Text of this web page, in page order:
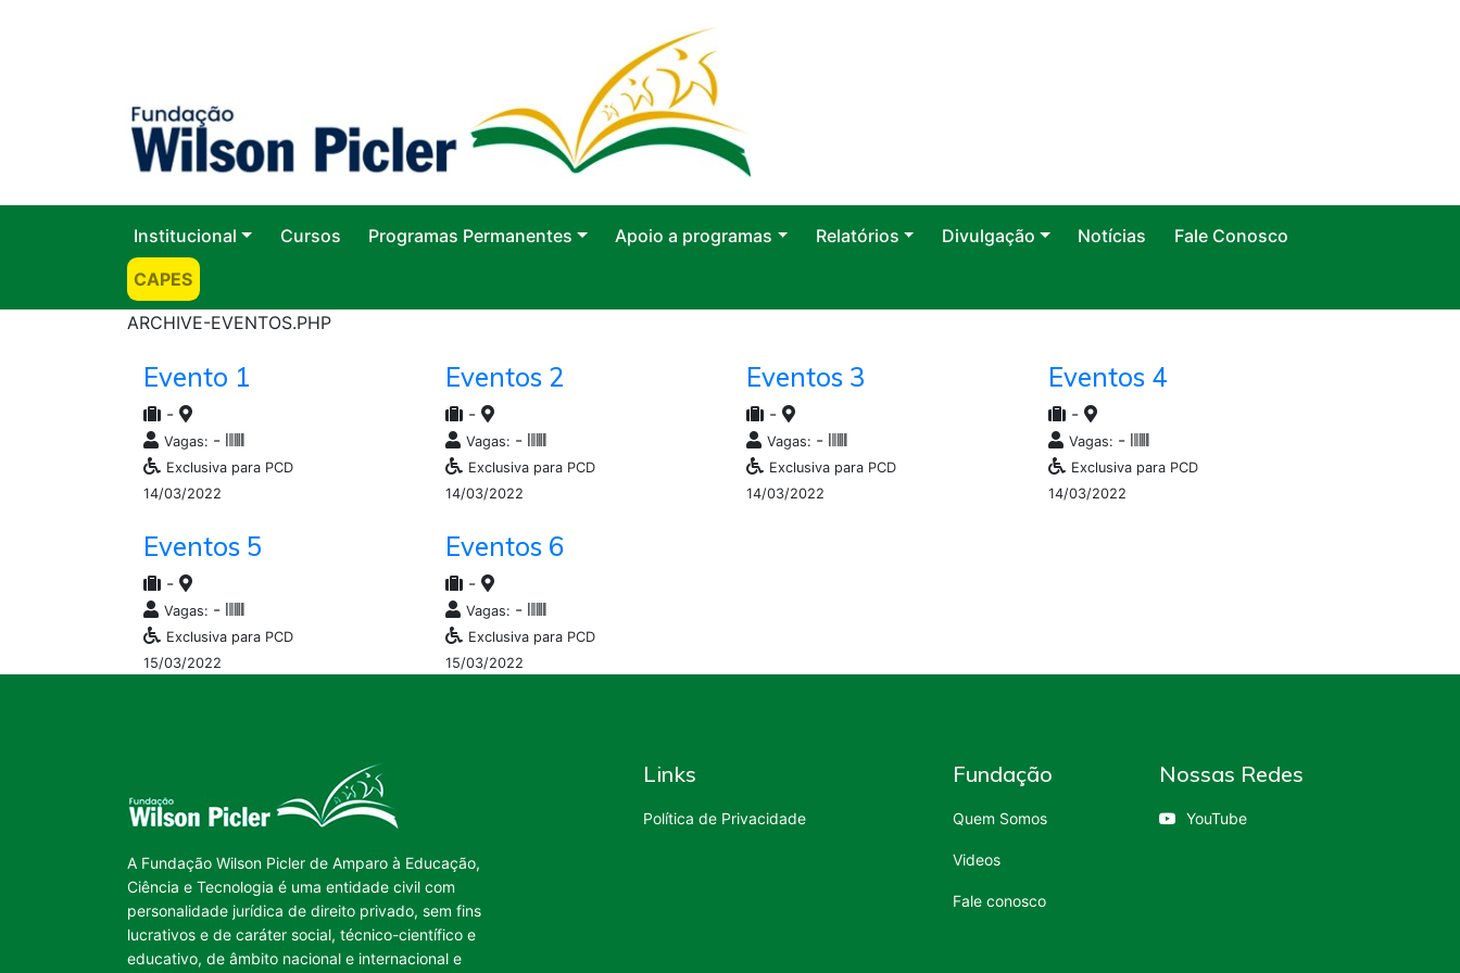
Institucional Cursos Programas Permanentes Apoio a programas Relatórios Divulgação Notícias
Fale Conosco
CAPES
ARCHIVE-EVENTOS.PHP
Evento 1
-
Vagas: -
Exclusiva para PCD
14/03/2022
Eventos 2
-
Vagas: -
Exclusiva para PCD
14/03/2022
Eventos 3
-
Vagas: -
Exclusiva para PCD
14/03/2022
Eventos 4
-
Vagas: -
Exclusiva para PCD
14/03/2022
Eventos 5
-
Vagas: -
Exclusiva para PCD
15/03/2022
Eventos 6
-
Vagas: -
Exclusiva para PCD
15/03/2022
A Fundação Wilson Picler de Amparo à Educação,
Ciência e Tecnologia é uma entidade civil com
personalidade jurídica de direito privado, sem fins
lucrativos e de caráter social, técnico-científico e
educativo, de âmbito nacional e internacional e
Links
Política de Privacidade
Fundação
Quem Somos
Videos
Fale conosco
Nossas Redes
YouTube